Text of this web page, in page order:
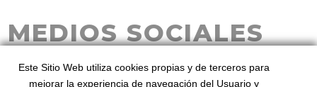
MEDIOS SOCIALES
Este Sitio Web utiliza cookies propias y de terceros para
mejorar la experiencia de navegación del Usuario y